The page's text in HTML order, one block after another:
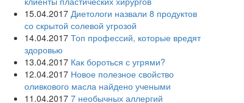
15.04.2017 Диетологи назвали 8 продуктов
со скрытой солевой угрозой
14.04.2017 Топ профессий, которые вредят
здоровью
13.04.2017 Как бороться с угрями?
12.04.2017 Новое полезное свойство
оливкового масла‍ найдено учеными
11.04.2017 7 необычных аллергий